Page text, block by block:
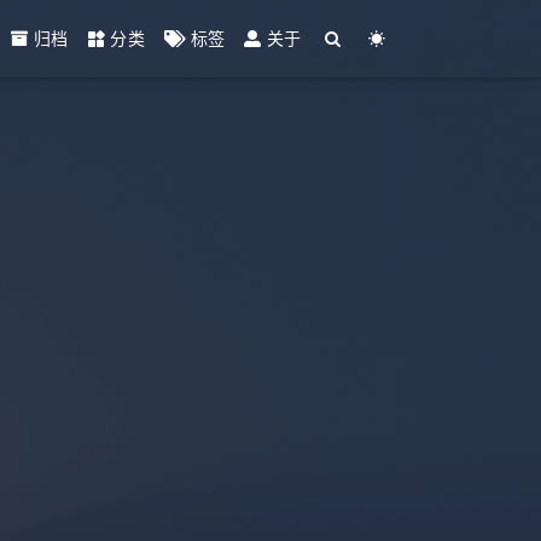
归档 分类 标签 关于